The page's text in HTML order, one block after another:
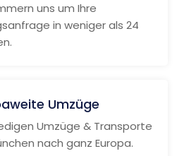
uns um Ihre
in weniger als 24
Umzüge
Umzüge & Transporte
nach ganz Europa.